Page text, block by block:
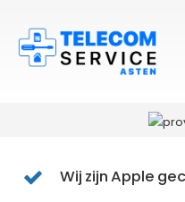
Wij zijn Apple